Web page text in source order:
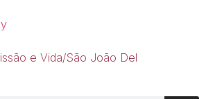
e Vida/São João Del